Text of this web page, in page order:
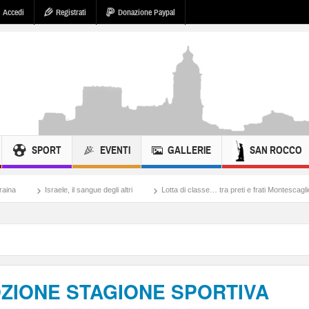
Accedi Registrati Donazione Paypal
SPORT EVENTI GALLERIE SAN ROCCO
sangue degli altri Lotta di classe… tra preti e frati Montescaglioso
STAGIONE SPORTIVA